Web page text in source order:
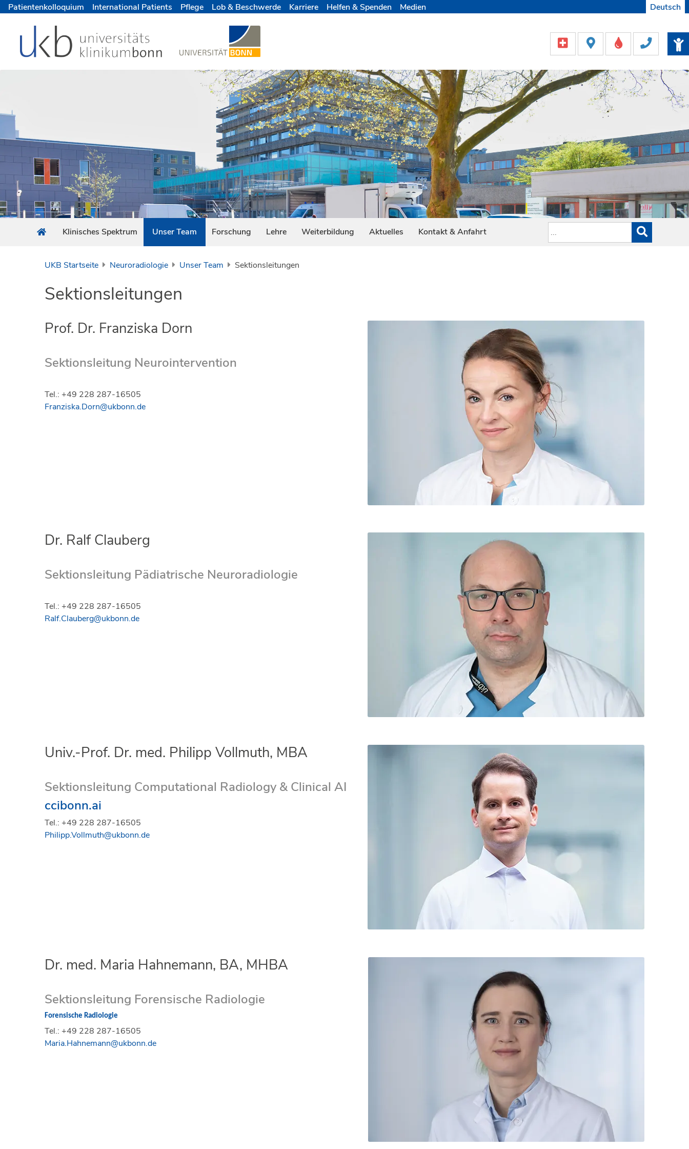
Patientenkolloquium International Patients Pflege Lob & Beschwerde Karriere Helfen & Spenden Medien Deutsch
Klinisches Spektrum Unser Team Forschung Lehre Weiterbildung Aktuelles Kontakt & Anfahrt
UKB Startseite Neuroradiologie Unser Team Sektionsleitungen
Sektionsleitungen
Prof. Dr. Franziska Dorn
Sektionsleitung Neurointervention
Tel.: +49 228 287-16505
Franziska.Dorn@ukbonn.de
Dr. Ralf Clauberg
Sektionsleitung Pädiatrische Neuroradiologie
Tel.: +49 228 287-16505
Ralf.Clauberg@ukbonn.de
Univ.-Prof. Dr. med. Philipp Vollmuth, MBA
Sektionsleitung Computational Radiology & Clinical AI
ccibonn.ai
Tel.: +49 228 287-16505
Philipp.Vollmuth@ukbonn.de
Dr. med. Maria Hahnemann, BA, MHBA
Sektionsleitung Forensische Radiologie
Forensische Radiologie
Tel.: +49 228 287-16505
Maria.Hahnemann@ukbonn.de